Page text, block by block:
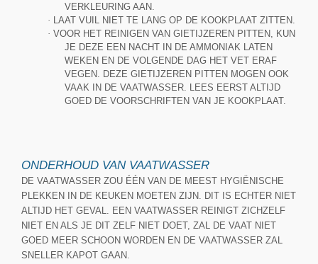
VERKLEURING AAN.
· LAAT VUIL NIET TE LANG OP DE KOOKPLAAT ZITTEN.
· VOOR HET REINIGEN VAN GIETIJZEREN PITTEN, KUN
JE DEZE EEN NACHT IN DE AMMONIAK LATEN
WEKEN EN DE VOLGENDE DAG HET VET ERAF
VEGEN. DEZE GIETIJZEREN PITTEN MOGEN OOK
VAAK IN DE VAATWASSER. LEES EERST ALTIJD
GOED DE VOORSCHRIFTEN VAN JE KOOKPLAAT.
ONDERHOUD VAN VAATWASSER
DE VAATWASSER ZOU ÉÉN VAN DE MEEST HYGIËNISCHE
PLEKKEN IN DE KEUKEN MOETEN ZIJN. DIT IS ECHTER NIET
ALTIJD HET GEVAL. EEN VAATWASSER REINIGT ZICHZELF
NIET EN ALS JE DIT ZELF NIET DOET, ZAL DE VAAT NIET
GOED MEER SCHOON WORDEN EN DE VAATWASSER ZAL
SNELLER KAPOT GAAN.